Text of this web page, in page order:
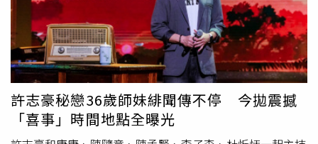
此關心與祝福。◎若自身或旁人遭受身體精神虐待、性騷
擾、性侵害，請打110報案再打113找社工
手〉、吳申梅演唱〈鄉間小路〉，沈建豪、李子森合唱〈古
月照今塵〉，以及沈建豪獨唱〈曠野寄情〉，歌聲輪番登
場，掀起一波復古回憶殺。聽完演出後，黃建銘忍不住大
讚：「這些歌手都被台語歌給耽誤了！」一句話直接丟出震
撼彈。他進一步分析，像洪榮宏、江蕙過去其實也曾錄製國
語歌曲，但受限於年代背景，台語腔相對明顯，「台語跟國
語其實是兩套完全不同的系統，尤其在咬字跟共鳴上差異很
大。」沈建豪（左）、李子森表演讓黃建銘驚艷。（圖／中
許志豪秘戀36歲師妹緋聞傳不停 今拋震撼
「喜事」時間地點全曝光